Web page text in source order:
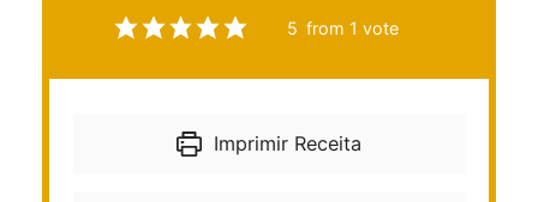
5 from 1 vote
Imprimir Receita